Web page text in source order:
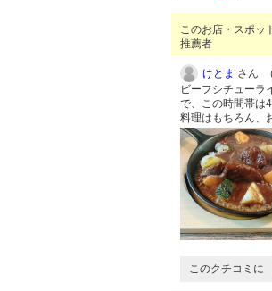
このお店・スポッ
推薦者
けとま さん
ビーフシチューラ
で、この時間帯は
料理はもちろん、
このクチコミに